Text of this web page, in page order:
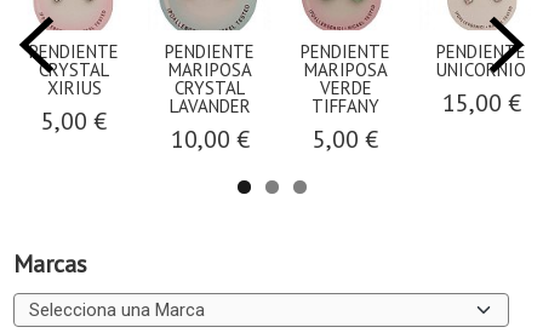
Marcas
PENDIENTE
CRYSTAL
XIRIUS
5,00 €
PENDIENTE
MARIPOSA
CRYSTAL
LAVANDER
10,00 €
PENDIENTE
MARIPOSA
VERDE
TIFFANY
5,00 €
PENDIENTE
UNICORNIO
15,00 €